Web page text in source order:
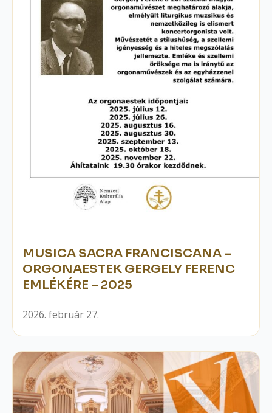
MUSICA SACRA FRANCISCANA –
ORGONAESTEK GERGELY FERENC
EMLÉKÉRE – 2025
2026. február 27.